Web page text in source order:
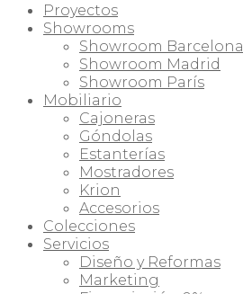
Proyectos
Showrooms
Showroom Barcelona
Showroom Madrid
Showroom París
Mobiliario
Cajoneras
Góndolas
Estanterías
Mostradores
Krion
Accesorios
Colecciones
Servicios
Diseño y Reformas
Marketing